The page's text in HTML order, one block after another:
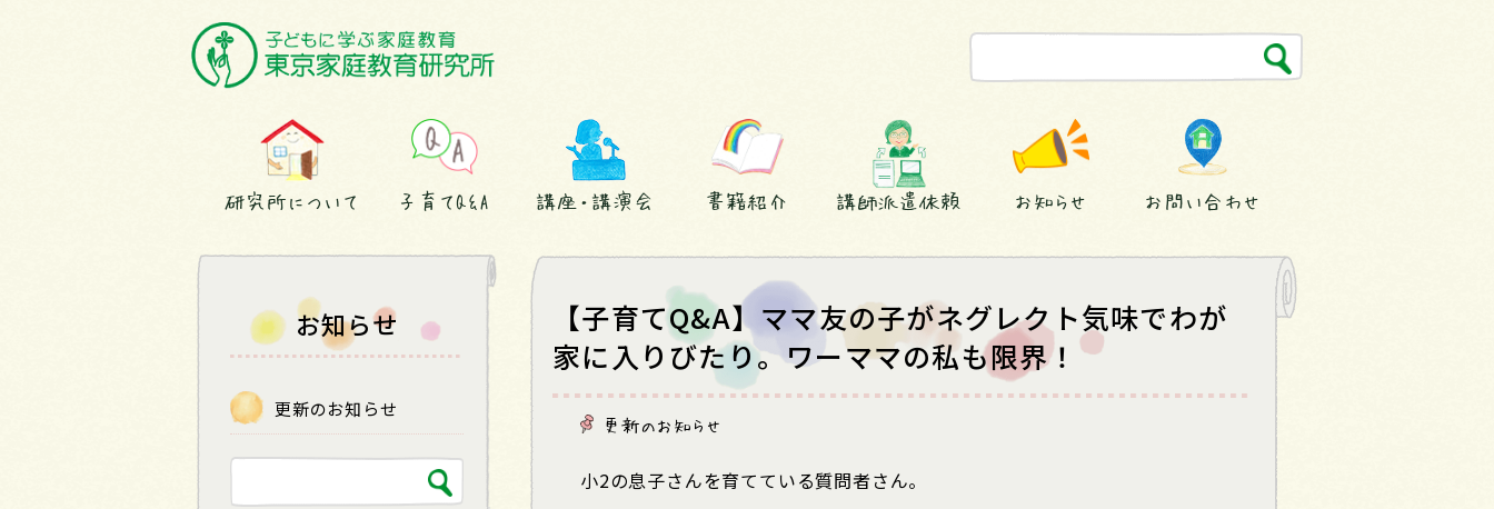
研究所について 子育てQ&A 講座・講演会 書籍紹介 講師派遣依頼 お知らせ お問い合わせ
【子育てQ&A】ママ友の子がネグレクト気味でわが
家に入りびたり。ワーママの私も限界！
更新のお知らせ
小2の息子さんを育てている質問者さん。
お知らせ
更新のお知らせ